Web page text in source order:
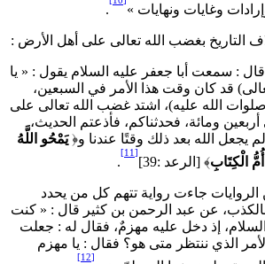
وغايات ونهايات »
.
التاريخ بغضب الله تعالى على أهل الأرض :
: سمعت أبا جعفر عليه السلام يقول : « يا
قد كان وقت هذا الأمر في السبعين،
الله عليه)، اشتد غضب الله تعالى على
ومائة، فحدثناكم، فأذعتم الحديث،
الله بعد ذلك وقتًا عندنا و﴿يَمْحُو اللَّهُ
الْكِتَابِ﴾ [الرعد :39] .
جاءت رواية تتهم كل من يحدد
عن عبد الرحمن بن كثير قال : « كنت
إذ دخل عليه مهزمٌ، فقال له : جعلت
الذي ننتظر متى هو؟ فقال : يا مهزم